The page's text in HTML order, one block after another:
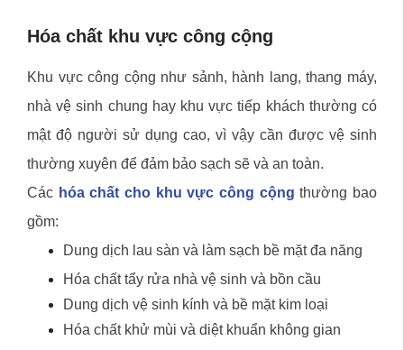
Hóa chất khu vực công cộng
Khu vực công cộng như sảnh, hành lang, thang máy,
nhà vệ sinh chung hay khu vực tiếp khách thường có
mật độ người sử dụng cao, vì vậy cần được vệ sinh
thường xuyên để đảm bảo sạch sẽ và an toàn.
Các hóa chất cho khu vực công cộng thường bao
gồm:
Dung dịch lau sàn và làm sạch bề mặt đa năng
Hóa chất tẩy rửa nhà vệ sinh và bồn cầu
Dung dịch vệ sinh kính và bề mặt kim loại
Hóa chất khử mùi và diệt khuẩn không gian